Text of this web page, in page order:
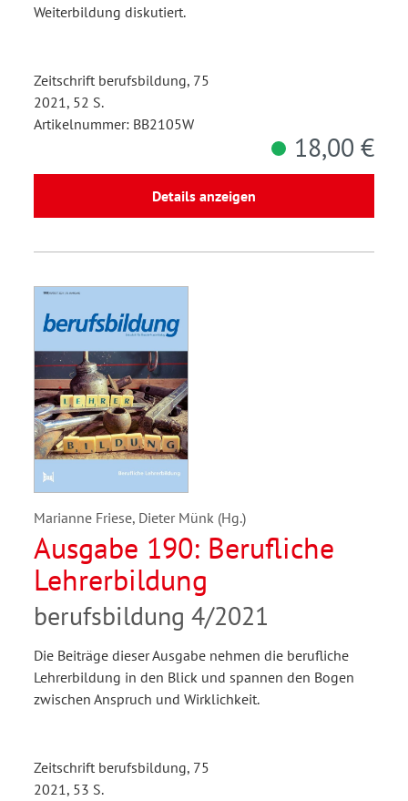
Weiterbildung diskutiert.
Zeitschrift berufsbildung, 75
2021, 52 S.
Artikelnummer: BB2105W
18,00 €
Details anzeigen
Marianne Friese, Dieter Münk (Hg.)
Ausgabe 190: Berufliche
Lehrerbildung
berufsbildung 4/2021
Die Beiträge dieser Ausgabe nehmen die berufliche
Lehrerbildung in den Blick und spannen den Bogen
zwischen Anspruch und Wirklichkeit.
Zeitschrift berufsbildung, 75
2021, 53 S.